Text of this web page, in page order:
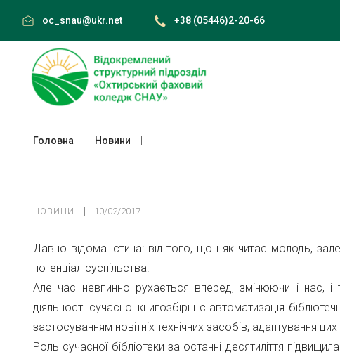
content
oc_snau@ukr.net +38 (05446)2-20-66
Головна Новини
НОВИНИ 10/02/2017
Давно відома істина: від того, що і як читає молодь,
потенціал суспільства.
Але час невпинно рухається вперед, змінюючи і нас,
діяльності сучасної книгозбірні є автоматизація
застосуванням новітніх технічних засобів, адаптування
Роль сучасної бібліотеки за останні десятиліття